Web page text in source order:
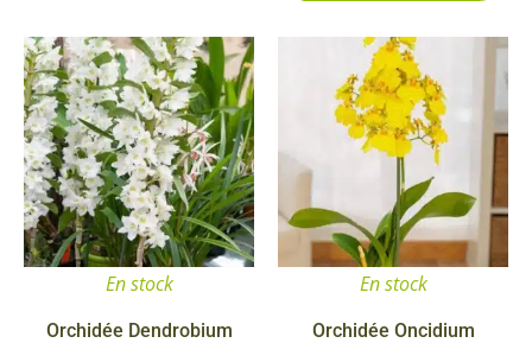
En stock
Orchidée Dendrobium
Ce
produit
plusieurs
variations.
Les
options
En stock
Orchidée Oncidium